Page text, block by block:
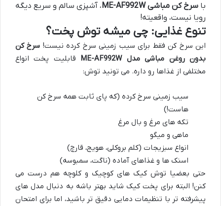
با سرخ کن مباشی ME-AF992W
، آشپزی سالم و سریع دیگه
رویا نیست، واقعیته!
تنوع غذایی: چی میشه توش پخت؟
این سرخ کن فقط برای سیب زمینی سرخ کرده نیست! سرخ کن
بدون روغن مباشی مدل ME-AF992W
قابلیت پخت انواع
مختلفی از غذاها رو داره. می تونید توش:
سیب زمینی سرخ کرده (که پای ثابت همه سرخ کن
هاست!)
تکه های مرغ و بال مرغ
ماهی و میگو
انواع سبزیجات (کلم بروکلی، هویج، قارچ)
اسنک ها و غذاهای آماده (ناگت، سمبوسه)
حتی بعضیا توش کیک های کوچیک و کلوچه هم درست می
کنن! البته برای پخت کیک شاید بهتر باشه به دنبال مدل های
پیشرفته تر با تنظیمات دمایی دقیق تر باشید، اما برای امتحان